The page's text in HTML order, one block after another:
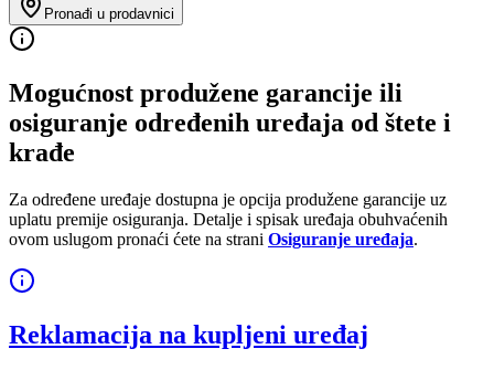
Pronađi u prodavnici
Mogućnost produžene garancije ili
osiguranje određenih uređaja od štete i
krađe
Za određene uređaje dostupna je opcija produžene garancije uz
uplatu premije osiguranja. Detalje i spisak uređaja obuhvaćenih
ovom uslugom pronaći ćete na strani Osiguranje uređaja.
Reklamacija na kupljeni uređaj